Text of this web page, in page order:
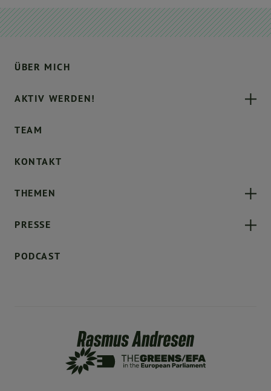
ÜBER MICH
AKTIV WERDEN!
TEAM
KONTAKT
THEMEN
PRESSE
PODCAST